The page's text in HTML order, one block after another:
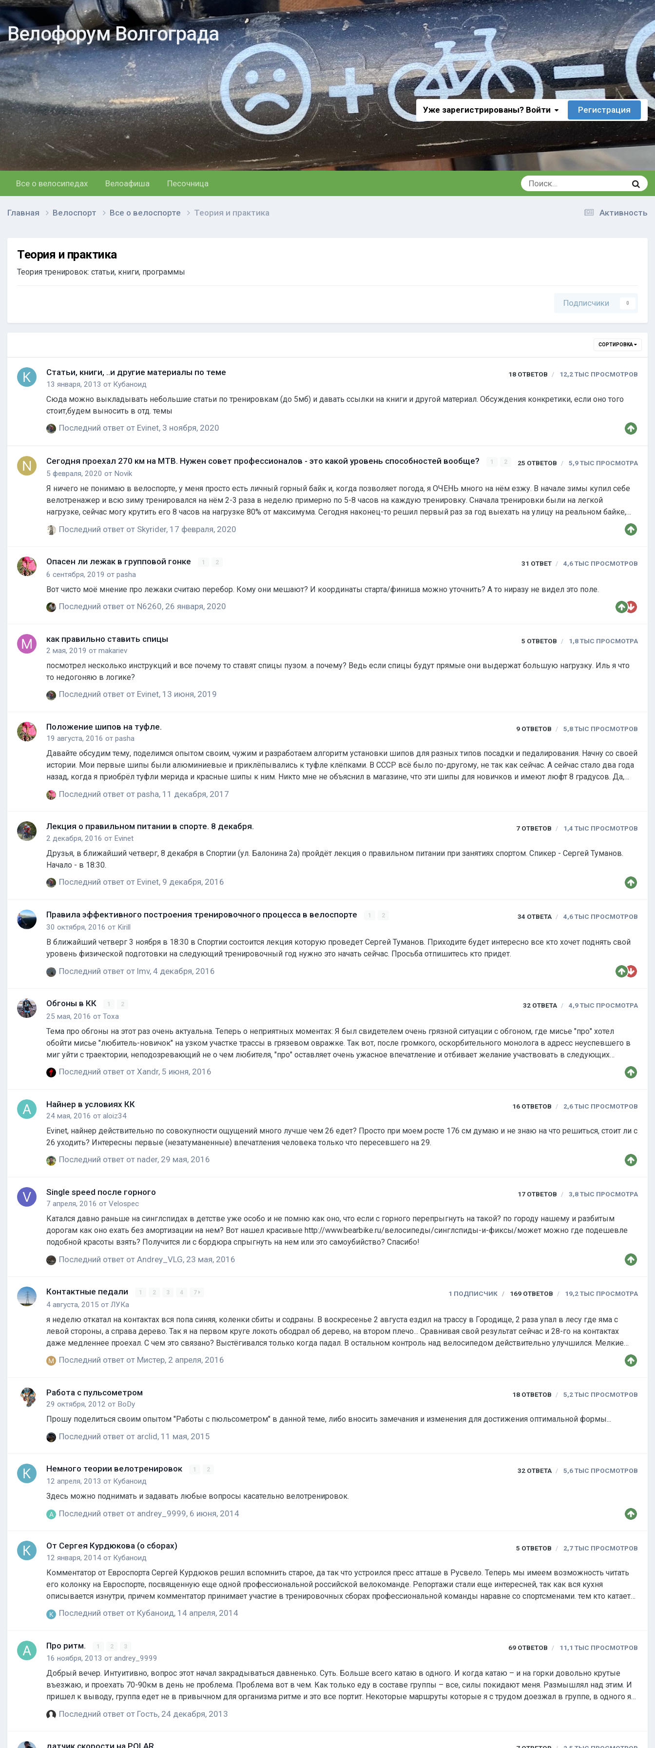
Велофорум Волгограда
Уже зарегистрированы? Войти Регистрация
Все о велосипедах Велоафиша Песочница
Активность
Главная Велоспорт Все о велоспорте Теория и практика
Теория и практика
Теория тренировок: статьи, книги, программы
Подписчики 0
СОРТИРОВКА
Статьи, книги, ..и другие материалы по теме
13 января, 2013 от Кубаноид
18 ОТВЕТОВ 12,2 ТЫС ПРОСМОТРОВ
Сюда можно выкладывать небольшие статьи по тренировкам (до 5мб) и давать ссылки на книги и другой материал. Обсуждения конкретики, если оно того
стоит,будем выносить в отд. темы
Последний ответ от Evinet, 3 ноября, 2020
Сегодня проехал 270 км на МТB. Нужен совет профессионалов - это какой уровень способностей вообще? 1 2
5 февраля, 2020 от Novik
25 ОТВЕТОВ 5,9 ТЫС ПРОСМОТРА
Я ничего не понимаю в велоспорте, у меня просто есть личный горный байк и, когда позволяет погода, я ОЧЕНЬ много на нём езжу. В начале зимы купил себе
велотренажер и всю зиму тренировался на нём 2-3 раза в неделю примерно по 5-8 часов на каждую тренировку. Сначала тренировки были на легкой
нагрузке, сейчас могу крутить его 8 часов на нагрузке 80% от максимума. Сегодня наконец-то решил первый раз за год выехать на улицу на реальном байке,
хотел покататься пару часиков, но... я просто крутил педали и не мог устать! Выехал в 6 часов утра, приехал домой ровно в 16, за всю поездку было сделано
около 10 пятиминутных остановок (попить и в туалет). Был съеден 1 кусок хлеба с…
Последний ответ от Skyrider, 17 февраля, 2020
Опасен ли лежак в групповой гонке 1 2
6 сентября, 2019 от pasha
31 ОТВЕТ 4,6 ТЫС ПРОСМОТРОВ
Вот чисто моё мнение про лежаки считаю перебор. Кому они мешают? И координаты старта/финиша можно уточнить? А то ниразу не видел это поле.
Последний ответ от N6260, 26 января, 2020
как правильно ставить спицы
2 мая, 2019 от makariev
5 ОТВЕТОВ 1,8 ТЫС ПРОСМОТРА
посмотрел несколько инструкций и все почему то ставят спицы пузом. а почему? Ведь если спицы будут прямые они выдержат большую нагрузку. Иль я что
то недогоняю в логике?
Последний ответ от Evinet, 13 июня, 2019
Положение шипов на туфле.
19 августа, 2016 от pasha
9 ОТВЕТОВ 5,8 ТЫС ПРОСМОТРОВ
Давайте обсудим тему, поделимся опытом своим, чужим и разработаем алгоритм установки шипов для разных типов посадки и педалирования. Начну со своей
истории. Мои первые шипы были алюминиевые и приклёпывались к туфле клёпками. В СССР всё было по-другому, не так как сейчас. А сейчас стало два года
назад, когда я приобрёл туфли мерида и красные шипы к ним. Никто мне не объяснил в магазине, что эти шипы для новичков и имеют люфт 8 градусов. Да,
забыл уточнить шипы были системы лук-дельта. Купив педали стал устанавливать шипы. По распространённой в нете теории о том, что ось педали должна
проходить через сустав большого пальца, прикрутил шипы и поехал. Всё было хорошо и люфтящ…
Последний ответ от pasha, 11 декабря, 2017
Лекция о правильном питании в спорте. 8 декабря.
2 декабря, 2016 от Evinet
7 ОТВЕТОВ 1,4 ТЫС ПРОСМОТРОВ
Друзья, в ближайший четверг, 8 декабря в Спортии (ул. Балонина 2а) пройдёт лекция о правильном питании при занятиях спортом. Спикер - Сергей Туманов.
Начало - в 18:30.
Последний ответ от Evinet, 9 декабря, 2016
Правила эффективного построения тренировочного процесса в велоспорте 1 2
30 октября, 2016 от Kirill
34 ОТВЕТА 4,6 ТЫС ПРОСМОТРОВ
В ближайший четверг 3 ноября в 18:30 в Спортии состоится лекция которую проведет Сергей Туманов. Приходите будет интересно все кто хочет поднять свой
уровень физической подготовки на следующий тренировочный год нужно это начать сейчас. Просьба отпишитесь кто придет.
Последний ответ от lmv, 4 декабря, 2016
Обгоны в КК 1 2
25 мая, 2016 от Toxa
32 ОТВЕТА 4,9 ТЫС ПРОСМОТРА
Тема про обгоны на этот раз очень актуальна. Теперь о неприятных моментах: Я был свидетелем очень грязной ситуации с обгоном, где мисье "про" хотел
обойти мисье "любитель-новичок" на узком участке трассы в грязевом овражке. Так вот, после громкого, оскорбительного монолога в адресс неуспевшего в
миг уйти с траектории, неподозревающий не о чем любителя, "про" оставляет очень ужасное впечатление и отбивает желание участвовать в следующих
стартах. Все видили крупного, безобидного парня, с безграничным желанием и запасом позитива, так и ему тоже перепало, он видите-ли должен был ехать
только справа и не мешаться "нормальным" вваливать по полной... Пора задуматься над своим по…
Последний ответ от Xandr, 5 июня, 2016
Найнер в условиях КК
24 мая, 2016 от aloiz34
16 ОТВЕТОВ 2,6 ТЫС ПРОСМОТРОВ
Evinet, найнер действительно по совокупности ощущений много лучше чем 26 едет? Просто при моем росте 176 см думаю и не знаю на что решиться, стоит ли с
26 уходить? Интересны первые (незатуманенные) впечатления человека только что пересевшего на 29.
Последний ответ от nader, 29 мая, 2016
Single speed после горного
7 апреля, 2016 от Velospec
17 ОТВЕТОВ 3,8 ТЫС ПРОСМОТРА
Катался давно раньше на синглспидах в детстве уже особо и не помню как оно, что если с горного перепрыгнуть на такой? по городу нашему и разбитым
дорогам как оно ехать без амортизации на нем? Вот нашел красивые http://www.bearbike.ru/велосипеды/синглспиды-и-фиксы/может можно где подешевле
подобной красоты взять? Получится ли с бордюра спрыгнуть на нем или это самоубийство? Спасибо!
Последний ответ от Andrey_VLG, 23 мая, 2016
Контактные педали 1 2 3 4 7
4 августа, 2015 от ЛУКа
1 ПОДПИСЧИК 169 ОТВЕТОВ 19,2 ТЫС ПРОСМОТРА
я неделю откатал на контактах вся попа синяя, коленки сбиты и содраны. В воскресенье 2 августа ездил на трассу в Городище, 2 раза упал в лесу где яма с
левой стороны, а справа дерево. Так я на первом круге локоть ободрал об дерево, на втором плечо... Сравнивая свой результат сейчас и 28-го на контактах
даже медленнее проехал. С чем это связано? Выстёгивался только когда падал. В остальном контроль над велосипедом действительно улучшился. Мелкие
ямы можно пролетать, если подпрыгнуть вместе с велосипедом.
Последний ответ от Мистер, 2 апреля, 2016
Работа с пульсометром
29 октября, 2012 от BoDy
18 ОТВЕТОВ 5,2 ТЫС ПРОСМОТРОВ
Прошу поделиться своим опытом "Работы с пюльсометром" в данной теме, либо вносить замечания и изменения для достижения оптимальной формы...
Последний ответ от arclid, 11 мая, 2015
Немного теории велотренировок 1 2
12 апреля, 2013 от Кубаноид
32 ОТВЕТА 5,6 ТЫС ПРОСМОТРОВ
Здесь можно поднимать и задавать любые вопросы касательно велотренировок.
Последний ответ от andrey_9999, 6 июня, 2014
От Сергея Курдюкова (о сборах)
12 января, 2014 от Кубаноид
5 ОТВЕТОВ 2,7 ТЫС ПРОСМОТРОВ
Комментатор от Евроспорта Сергей Курдюков решил вспомнить старое, да так что устроился пресс атташе в Русвело. Теперь мы имеем возможность читать
его колонку на Евроспорте, посвященную еще одной профессиональной российской велокоманде. Репортажи стали еще интересней, так как вся кухня
описывается изнутри, причем комментатор принимает участие в тренировочных сборах профессиональной команды наравне со спортсменами. тем кто катает
шоссе будет действительно интересно. http://www.eurosport.ru/_blog266/blogpo ... 0015.shtml
Последний ответ от Кубаноид, 14 апреля, 2014
Про ритм. 1 2 3
16 ноября, 2013 от andrey_9999
69 ОТВЕТОВ 11,1 ТЫС ПРОСМОТРОВ
Добрый вечер. Интуитивно, вопрос этот начал закрадываться давненько. Суть. Больше всего катаю в одного. И когда катаю – и на горки довольно крутые
въезжаю, и проехать 70-90км в день не проблема. Проблема вот в чем. Как только еду в составе группы – все, силы покидают меня. Размышлял над этим. И
пришел к выводу, группа едет не в привычном для организма ритме и это все портит. Некоторые маршруты которые я с трудом доезжал в группе, в одного я
нормально проезжаю. Никто не сталкивался с подобным?
Последний ответ от Гость, 24 декабря, 2013